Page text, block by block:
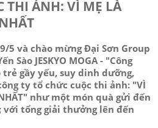
THI ẢNH: VÌ MẸ LÀ
5 và chào mừng Đại Sơn Group
Sào JESKYO MOGA - "Công
gầy yếu, suy dinh dưỡng,
ty tổ chức cuộc thi ảnh: "VÌ
NHẤT" như một món quà gửi đến
với tổng giải thưởng lên đến